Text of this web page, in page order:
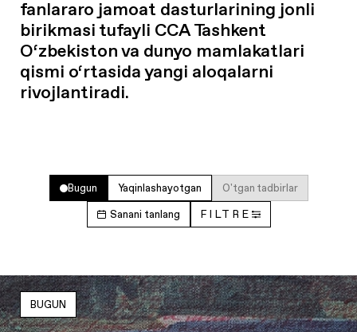
fanlararo jamoat dasturlarining jonli
birikmasi tufayli CCA Tashkent
O‘zbekiston va dunyo mamlakatlari
qismi o‘rtasida yangi aloqalarni
rivojlantiradi.
Bugun Yaqinlashayotgan O'tgan tadbirlar
Sanani tanlang FILTRE
BUGUN